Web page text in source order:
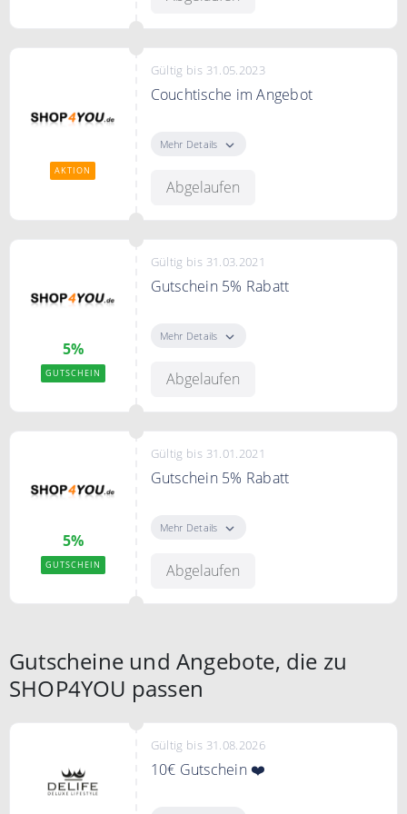
Nicht mit anderen Gutschein- und
AKTION
Gültig bis 31.05.2023
Couchtische im Angebot
Mehr Details
Abgelaufen
5%
GUTSCHEIN
Gültig bis 31.03.2021
Gutschein 5% Rabatt
Mehr Details
Abgelaufen
5%
GUTSCHEIN
Gültig bis 31.01.2021
Gutschein 5% Rabatt
Mehr Details
Abgelaufen
Gutscheine und Angebote, die zu
SHOP4YOU passen
Gültig bis 31.08.2026
10€ Gutschein ❤️